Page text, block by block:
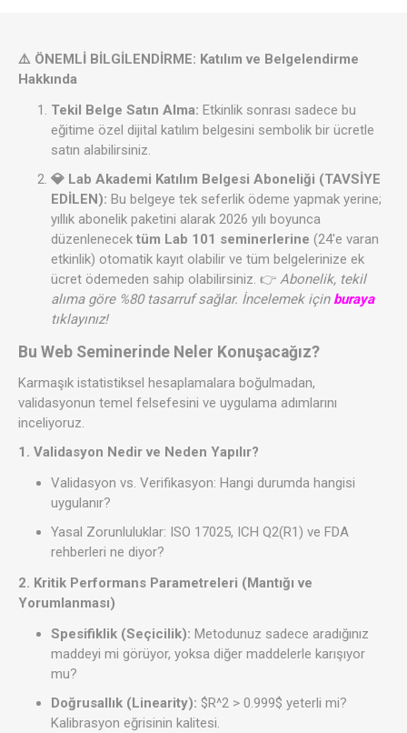
⚠️ ÖNEMLİ BİLGİLENDİRME: Katılım ve Belgelendirme
Hakkında
Tekil Belge Satın Alma: Etkinlik sonrası sadece bu
eğitime özel dijital katılım belgesini sembolik bir ücretle
satın alabilirsiniz.
💎 Lab Akademi Katılım Belgesi Aboneliği (TAVSİYE
EDİLEN): Bu belgeye tek seferlik ödeme yapmak yerine;
yıllık abonelik paketini alarak 2026 yılı boyunca
düzenlenecek tüm Lab 101 seminerlerine (24'e varan
etkinlik) otomatik kayıt olabilir ve tüm belgelerinize ek
ücret ödemeden sahip olabilirsiniz. 👉 Abonelik, tekil
alıma göre %80 tasarruf sağlar. İncelemek için buraya
tıklayınız!
Bu Web Seminerinde Neler Konuşacağız?
Karmaşık istatistiksel hesaplamalara boğulmadan,
validasyonun temel felsefesini ve uygulama adımlarını
inceliyoruz.
1. Validasyon Nedir ve Neden Yapılır?
Validasyon vs. Verifikasyon: Hangi durumda hangisi
uygulanır?
Yasal Zorunluluklar: ISO 17025, ICH Q2(R1) ve FDA
rehberleri ne diyor?
2. Kritik Performans Parametreleri (Mantığı ve
Yorumlanması)
Spesifiklik (Seçicilik): Metodunuz sadece aradığınız
maddeyi mi görüyor, yoksa diğer maddelerle karışıyor
mu?
Doğrusallık (Linearity): $R^2 > 0.999$ yeterli mi?
Kalibrasyon eğrisinin kalitesi.